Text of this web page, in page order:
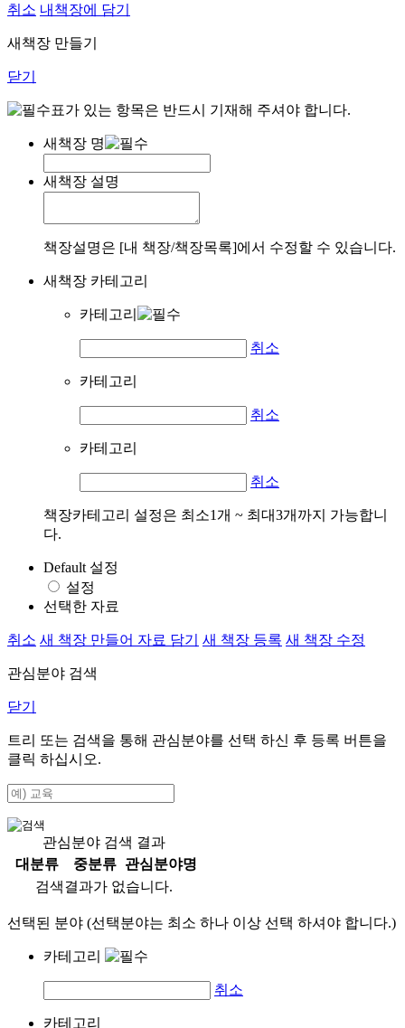
취소 내책장에 담기
새책장 만들기
닫기
표가 있는 항목은 반드시 기재해 주셔야 합니다.
새책장 명
새책장 설명
책장설명은 [내 책장/책장목록]에서 수정할 수 있습니다.
새책장 카테고리
카테고리
취소
카테고리
취소
카테고리
취소
책장카테고리 설정은 최소1개 ~ 최대3개까지 가능합니
다.
Default 설정
설정
선택한 자료
취소 새 책장 만들어 자료 담기 새 책장 등록 새 책장 수정
관심분야 검색
닫기
트리 또는 검색을 통해 관심분야를 선택 하신 후 등록 버튼을
클릭 하십시오.
관심분야 검색 결과
대분류
중분류
관심분야명
검색결과가 없습니다.
선택된 분야 (선택분야는 최소 하나 이상 선택 하셔야 합니다.)
카테고리
취소
카테고리